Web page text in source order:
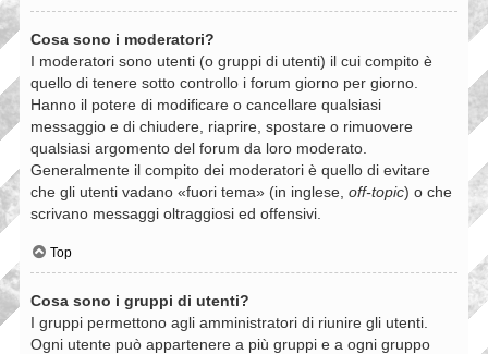
Cosa sono i moderatori?
I moderatori sono utenti (o gruppi di utenti) il cui compito è
quello di tenere sotto controllo i forum giorno per giorno.
Hanno il potere di modificare o cancellare qualsiasi
messaggio e di chiudere, riaprire, spostare o rimuovere
qualsiasi argomento del forum da loro moderato.
Generalmente il compito dei moderatori è quello di evitare
che gli utenti vadano «fuori tema» (in inglese, off-topic) o che
scrivano messaggi oltraggiosi ed offensivi.
Top
Cosa sono i gruppi di utenti?
I gruppi permettono agli amministratori di riunire gli utenti.
Ogni utente può appartenere a più gruppi e a ogni gruppo